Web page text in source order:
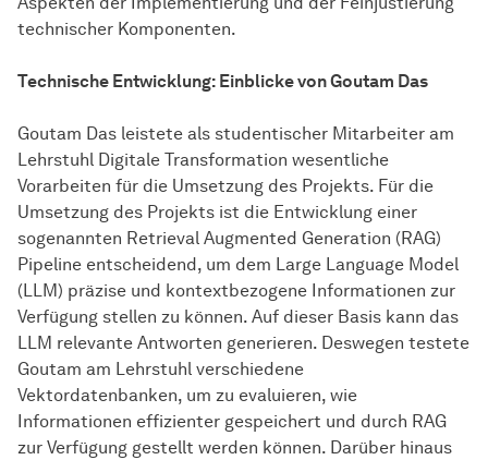
technischer Komponenten.
Technische Entwicklung: Einblicke von Goutam Das
Goutam Das leistete als studentischer Mitarbeiter am
Lehrstuhl Digitale Transformation wesentliche
Vorarbeiten für die Umsetzung des Projekts. Für die
Umsetzung des Projekts ist die Entwicklung einer
sogenannten Retrieval Augmented Generation (RAG)
Pipeline entscheidend, um dem Large Language Model
(LLM) präzise und kontextbezogene Informationen zur
Verfügung stellen zu können. Auf dieser Basis kann das
LLM relevante Antworten generieren. Deswegen testete
Goutam am Lehrstuhl verschiedene
Vektordatenbanken, um zu evaluieren, wie
Informationen effizienter gespeichert und durch RAG
zur Verfügung gestellt werden können. Darüber hinaus